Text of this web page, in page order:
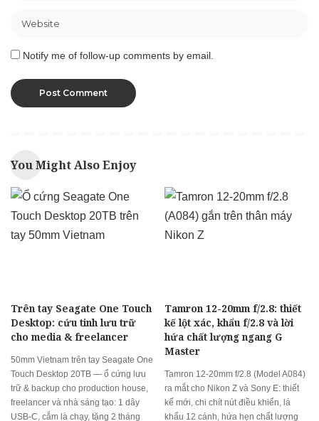
Notify me of follow-up comments by email.
You Might Also Enjoy
Trên tay Seagate One Touch
Desktop: cứu tinh lưu trữ
cho media & freelancer
50mm Vietnam trên tay Seagate One
Touch Desktop 20TB — ổ cứng lưu
trữ & backup cho production house,
freelancer và nhà sáng tạo: 1 dây
USB-C, cắm là chạy, tặng 2 tháng
Tamron 12-20mm f/2.8: thiết
kế lột xác, khẩu f/2.8 và lời
hứa chất lượng ngang G
Master
Tamron 12-20mm f/2.8 (Model A084)
ra mắt cho Nikon Z và Sony E: thiết
kế mới, chi chít nút điều khiển, lá
khẩu 12 cánh, hứa hẹn chất lượng